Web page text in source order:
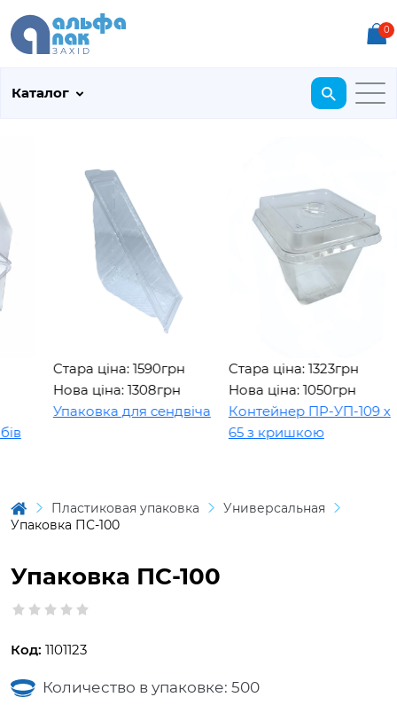
0
Каталог
Стара ціна: 1590грн
Нова ціна: 1308грн
Упаковка для сендвіча
Стара ціна: 1323грн
Нова ціна: 1050грн
Контейнер ПР-УП-109 х
65 з кришкою
Пластиковая упаковка
Универсальная
Упаковка ПС-100
Упаковка ПС-100
Код: 1101123
Количество в упаковке: 500